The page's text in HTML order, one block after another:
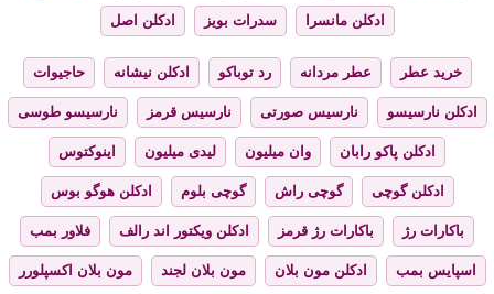
ادکلن مانسرا سدرات بویز ادکلن اصل
خرید عطر عطر مردانه رد توباکو ادکلن نیشانه حاجیوات
ادکلن نارسیسو نارسیس صورتی نارسیس قرمز نارسیسو طوسی
ادکلن پاکو رابان وان میلیون لیدی میلیون اینوکتوس
ادکلن گوچی گوچی راش گوچی بلوم ادکلن هوگو بوس
باکارات رژ باکارات رژ قرمز ادکلن ویکتور اند رالف فلاور بمب
اسپایس بمب ادکلن مون بلان مون بلان لجند مون بلان اکسپلورر